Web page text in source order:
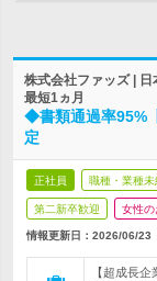
株式会社ファッズ |
最短1ヵ月
◆書類通過率95%
定
正社員 職種・業種未
第二新卒歓迎 女性の
情報更新日：2026/06/23
【超成長